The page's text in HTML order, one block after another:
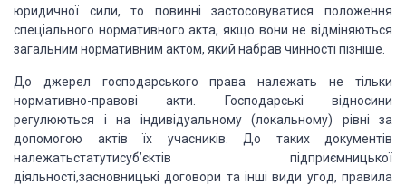
юридичної сили, то повинні застосовуватися положення
спеціального нормативного акта, якщо вони не відміняються
загальним нормативним актом, який набрав чинності пізніше.
До джерел господарського права належать не тільки
нормативно-правові акти. Господарські відносини
регулюються і на індивідуальному (локальному) рівні за
допомогою актів їх учасників. До таких документів
належатьстатутисуб’єктів підприємницької
діяльності,засновницькі договори та інші види угод, правила